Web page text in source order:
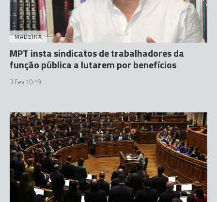
MADEIRA
MPT insta sindicatos de trabalhadores da
função pública a lutarem por benefícios
3 Fev 10:19